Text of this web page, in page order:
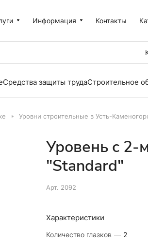
Информация Контакты
Средства защиты трудаСтроительное
Уровни строительные в Усть-
Уровень с 2-
"Standard"
Арт. 2092
Характеристики
Количество глазков — 2